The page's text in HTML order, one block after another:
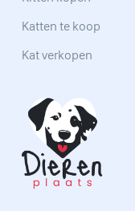
Katten te koop
Kat verkopen